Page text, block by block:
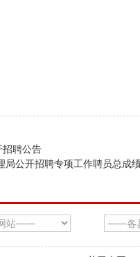
聘公告
公开招聘专项工作聘员总成